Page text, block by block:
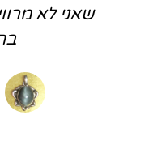
שאני לא